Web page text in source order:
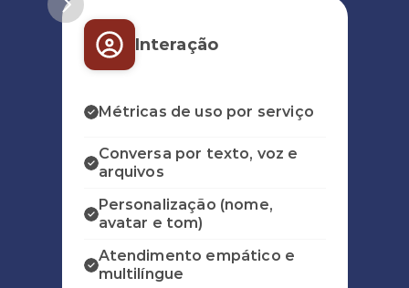
Interação
Métricas de uso por serviço
Conversa por texto, voz e
arquivos
Personalização (nome,
avatar e tom)
Atendimento empático e
multilíngue